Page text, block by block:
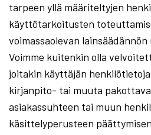
tarpeen yllä määriteltyjen
käyttötarkoitusten
voimassaolevan lainsäädännön
Voimme kuitenkin olla
joitakin käyttäjän
kirjanpito- tai muuta
asiakassuhteen tai muun
käsittelyperusteen